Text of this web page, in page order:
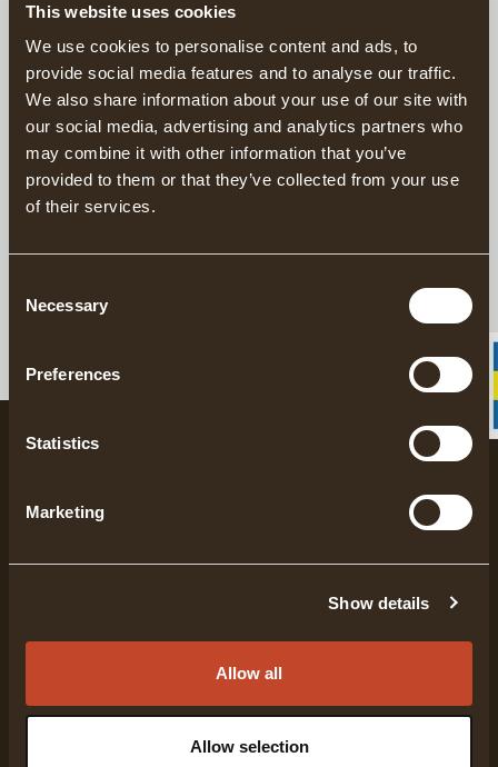
This website uses cookies
We use cookies to personalise content and ads, to
provide social media features and to analyse our traffic.
We also share information about your use of our site with
our social media, advertising and analytics partners who
may combine it with other information that you’ve
provided to them or that they’ve collected from your use
of their services.
Selection
Necessary
Preferences
Statistics
Marketing
Show details
Allow all
Allow selection
bestellt werden, wodurch Stiel und Hände in sicherem
Abstand zum Holz bleiben und das Verletzungsrisiko beim
Behauen verringert wird.
Nach Auswahl der passenden Stielvariante kann die Axt
weiter an den Anwender angepasst werden, indem der
geeignete Schliff gewählt wird. Dieser ist in drei
verschiedenen Ausführungen erhältlich und ermöglicht
Arbeitsweise.
LINKS ABEWINKELTEM STIEL
Zum Behauen von Stämmen
GRÄNSFORS ZIMMERMANNSAXT, MODELL 1900, LINKS ABGEWINKELTEM STIEL
RECHT AUSGESTELLT STIEL
Zum Behauen von Stämmen
GRÄNSFORS ZIMMERMANNSAXT, MODELL 1900, RECHTS AUSGESTELLT STIEL
Gränsfors Bruk stellt seit über 100 Jahren
dafür konzipiert, eine bestimmte Funktion zu
erfüllen, wobei hohe Qualität und Einsatzbereich
stets im Fokus stehen.